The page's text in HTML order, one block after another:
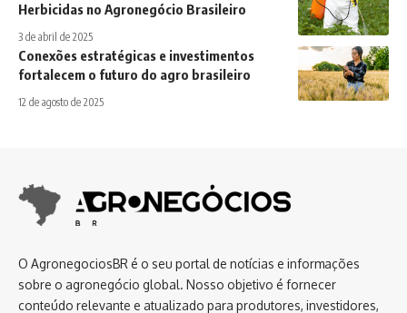
Herbicidas no Agronegócio Brasileiro
3 de abril de 2025
Conexões estratégicas e investimentos
fortalecem o futuro do agro brasileiro
12 de agosto de 2025
O AgronegociosBR é o seu portal de notícias e informações
sobre o agronegócio global. Nosso objetivo é fornecer
conteúdo relevante e atualizado para produtores, investidores,